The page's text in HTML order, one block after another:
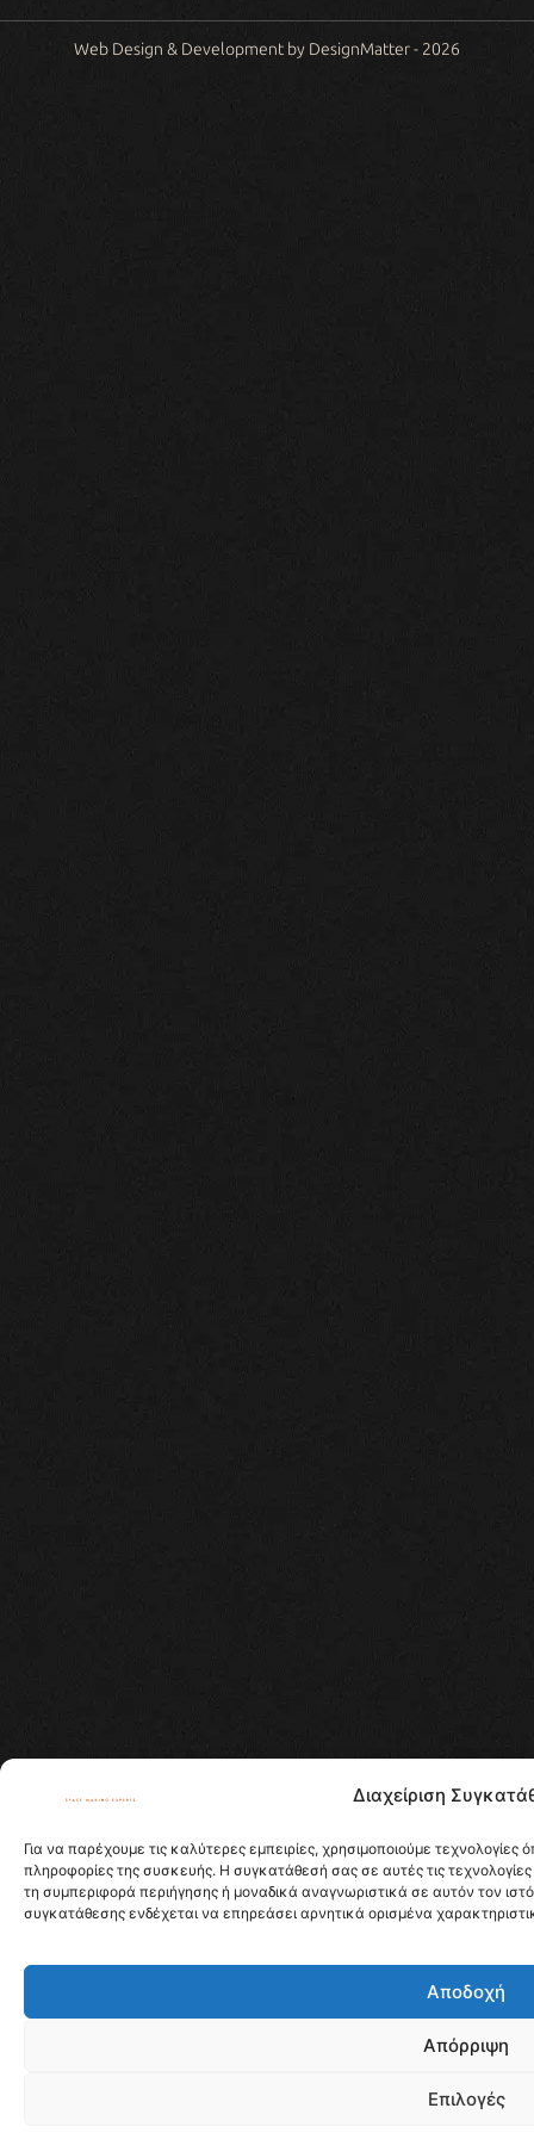
Διαχείριση
Για να παρέχουμε τις καλύτερες εμπειρίες, χρησιμοποιούμε
πληροφορίες της συσκευής. Η συγκατάθεσή σας σε αυτές τις
τη συμπεριφορά περιήγησης ή μοναδικά αναγνωριστικά σε αυτόν τον
συγκατάθεσης ενδέχεται να επηρεάσει αρνητικά ορισμένα
Αποδοχή
Απόρριψη
Επιλογές
Web Design & Development by DesignMatter - 2026